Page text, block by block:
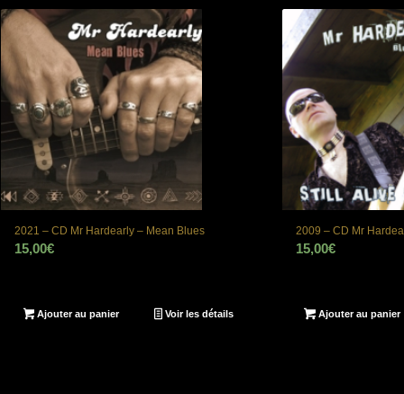
2021 – CD Mr Hardearly – Mean Blues
15,00€
Ajouter au panier Voir les détails
2009 – CD Mr
15,00€
Ajouter au panier